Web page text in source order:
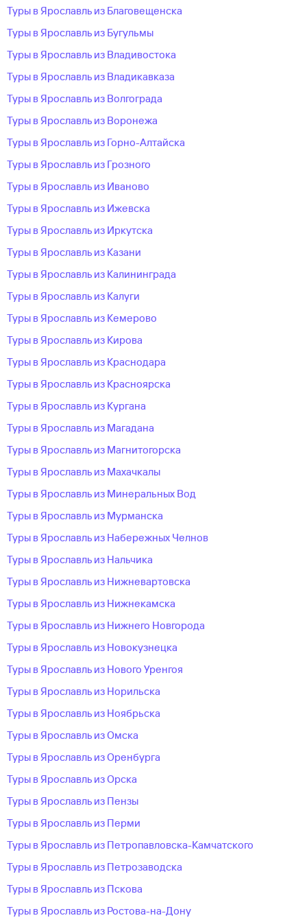
Туры в Ярославль из Благовещенска
Туры в Ярославль из Бугульмы
Туры в Ярославль из Владивостока
Туры в Ярославль из Владикавказа
Туры в Ярославль из Волгограда
Туры в Ярославль из Воронежа
Туры в Ярославль из Горно-Алтайска
Туры в Ярославль из Грозного
Туры в Ярославль из Иваново
Туры в Ярославль из Ижевска
Туры в Ярославль из Иркутска
Туры в Ярославль из Казани
Туры в Ярославль из Калининграда
Туры в Ярославль из Калуги
Туры в Ярославль из Кемерово
Туры в Ярославль из Кирова
Туры в Ярославль из Краснодара
Туры в Ярославль из Красноярска
Туры в Ярославль из Кургана
Туры в Ярославль из Магадана
Туры в Ярославль из Магнитогорска
Туры в Ярославль из Махачкалы
Туры в Ярославль из Минеральных Вод
Туры в Ярославль из Мурманска
Туры в Ярославль из Набережных Челнов
Туры в Ярославль из Нальчика
Туры в Ярославль из Нижневартовска
Туры в Ярославль из Нижнекамска
Туры в Ярославль из Нижнего Новгорода
Туры в Ярославль из Новокузнецка
Туры в Ярославль из Нового Уренгоя
Туры в Ярославль из Норильска
Туры в Ярославль из Ноябрьска
Туры в Ярославль из Омска
Туры в Ярославль из Оренбурга
Туры в Ярославль из Орска
Туры в Ярославль из Пензы
Туры в Ярославль из Перми
Туры в Ярославль из Петропавловска-Камчатского
Туры в Ярославль из Петрозаводска
Туры в Ярославль из Пскова
Туры в Ярославль из Ростова-на-Дону